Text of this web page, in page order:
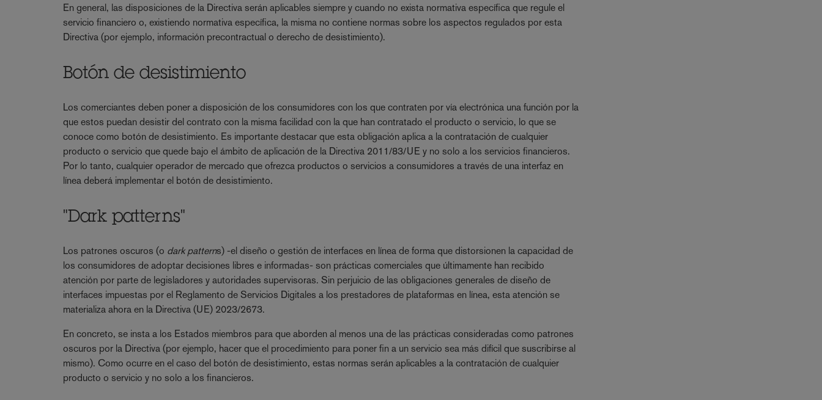
En general, las disposiciones de la Directiva serán aplicables siempre y cuando no exista normativa específica que regule el
servicio financiero o, existiendo normativa específica, la misma no contiene normas sobre los aspectos regulados por esta
Directiva (por ejemplo, información precontractual o derecho de desistimiento).
Botón de desistimiento
Los comerciantes deben poner a disposición de los consumidores con los que contraten por vía electrónica una función por la
que estos puedan desistir del contrato con la misma facilidad con la que han contratado el producto o servicio, lo que se
conoce como botón de desistimiento. Es importante destacar que esta obligación aplica a la contratación de cualquier
producto o servicio que quede bajo el ámbito de aplicación de la Directiva 2011/83/UE y no solo a los servicios financieros.
Por lo tanto, cualquier operador de mercado que ofrezca productos o servicios a consumidores a través de una interfaz en
línea deberá implementar el botón de desistimiento.
"Dark patterns"
Los patrones oscuros (o dark patterns) -el diseño o gestión de interfaces en línea de forma que distorsionen la capacidad de
los consumidores de adoptar decisiones libres e informadas- son prácticas comerciales que últimamente han recibido
atención por parte de legisladores y autoridades supervisoras. Sin perjuicio de las obligaciones generales de diseño de
interfaces impuestas por el Reglamento de Servicios Digitales a los prestadores de plataformas en línea, esta atención se
materializa ahora en la Directiva (UE) 2023/2673.
En concreto, se insta a los Estados miembros para que aborden al menos una de las prácticas consideradas como patrones
oscuros por la Directiva (por ejemplo, hacer que el procedimiento para poner fin a un servicio sea más difícil que suscribirse al
mismo). Como ocurre en el caso del botón de desistimiento, estas normas serán aplicables a la contratación de cualquier
producto o servicio y no solo a los financieros.